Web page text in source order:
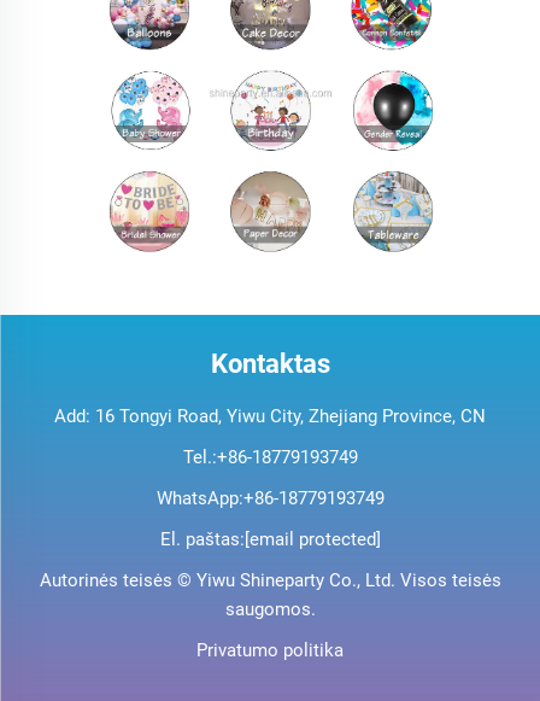
Kontaktas
Add: 16 Tongyi Road, Yiwu City, Zhejiang Province, CN
Tel.:+86-18779193749
WhatsApp:+86-18779193749
El. paštas:[email protected]
Autorinės teisės © Yiwu Shineparty Co., Ltd. Visos teisės
saugomos.
Privatumo politika